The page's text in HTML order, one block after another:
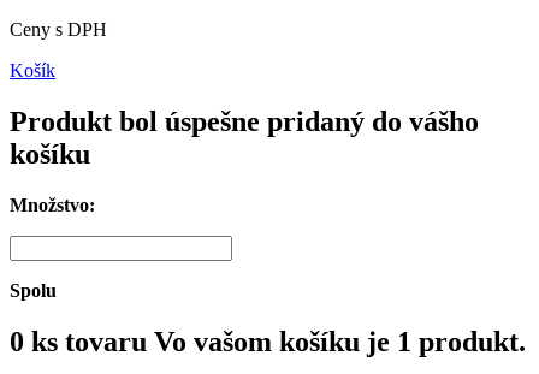
Ceny s DPH
Košík
Produkt bol úspešne pridaný do vášho
košíku
Množstvo:
Spolu
0 ks tovaru Vo vašom košíku je 1 produkt.